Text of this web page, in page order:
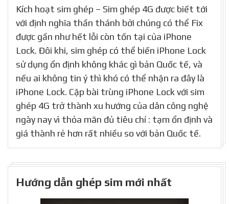
Kích hoạt sim ghép – Sim ghép 4G được biết tới
với định nghĩa thần thánh bởi chúng có thể Fix
được gần như hết lỗi còn tồn tại của iPhone
Lock. Đôi khi, sim ghép có thể biến iPhone Lock
sử dụng ổn định không khác gì bản Quốc tế, và
nếu ai không tin ý thì khó có thể nhận ra đây là
iPhone Lock. Cặp bài trùng iPhone Lock với sim
ghép 4G trở thành xu hướng của dân công nghệ
ngày nay vì thỏa mãn đủ tiêu chí : tạm ổn định và
giá thành rẻ hơn rất nhiều so với bản Quốc tế.
Hướng dẫn ghép sim mới nhất